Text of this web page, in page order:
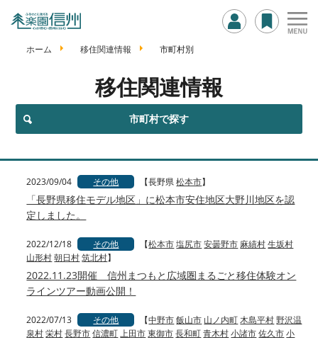
ホーム 移住関連情報 市町村別
移住関連情報
市町村で探す
2023/09/04 その他 【長野県松本市】
「長野県移住モデル地区」に松本市安住地区大野川地区を認
定しました。
2022/12/18 その他 【松本市塩尻市安曇野市 麻績村生坂村
山形村朝日村筑北村】
2022.11.23開催 信州まつもと広域圏まるごと移住体験オン
ラインツアー動画公開！
2022/07/13 その他 【中野市飯山市 山ノ内町木島平村野沢温
泉村栄村長野市信濃町上田市東御市長和町青木村小諸市佐久市小